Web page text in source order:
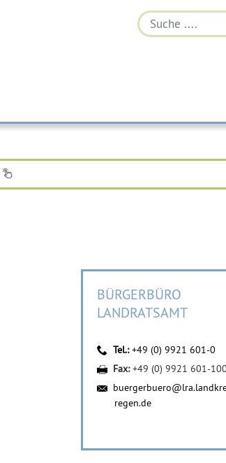
BÜRGERBÜRO
LANDRATSAMT
Tel.:+49 (0) 9921 601-0
Fax:+49 (0) 9921 601-100
regen.de